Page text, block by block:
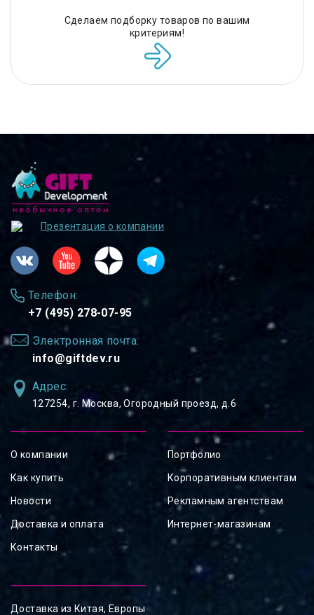
Сделаем подборку товаров по вашим
критериям!
Презентация о компании
Телефон:
+7 (495) 278-07-95
Электронная почта:
info@giftdev.ru
Адрес:
127254, ⁠г. Москва, Огородный проезд, д.6
О компании
Как купить
Новости
Доставка и оплата
Контакты
Портфолио
Корпоративным клиентам
Рекламным агентствам
Интернет-магазинам
Доставка из Китая, Европы